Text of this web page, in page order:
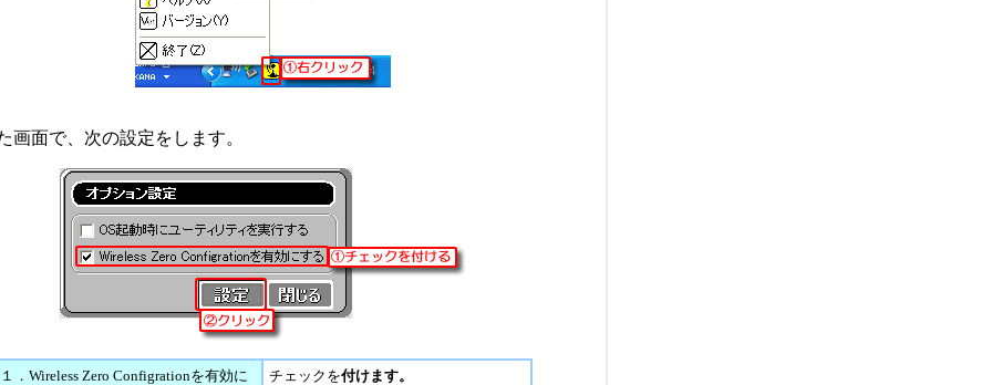
画面で、次の設定をします。
１ ．Wireless Zero Configrationを有効に
チェックを付けます。